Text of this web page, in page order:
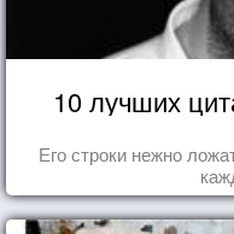
10 лучших
Его строки нежно